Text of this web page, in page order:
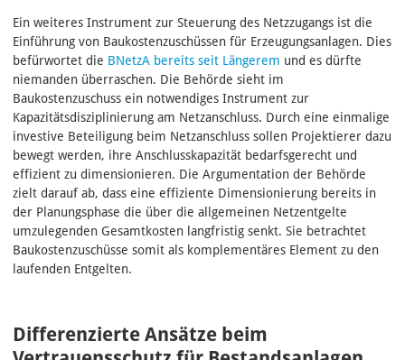
Ein weiteres Instrument zur Steuerung des Netzzugangs ist die
Einführung von Baukostenzuschüssen für Erzeugungsanlagen. Dies
befürwortet die BNetzA bereits seit Längerem und es dürfte
niemanden überraschen. Die Behörde sieht im
Baukostenzuschuss ein notwendiges Instrument zur
Kapazitätsdisziplinierung am Netzanschluss. Durch eine einmalige
investive Beteiligung beim Netzanschluss sollen Projektierer dazu
bewegt werden, ihre Anschlusskapazität bedarfsgerecht und
effizient zu dimensionieren. Die Argumentation der Behörde
zielt darauf ab, dass eine effiziente Dimensionierung bereits in
der Planungsphase die über die allgemeinen Netzentgelte
umzulegenden Gesamtkosten langfristig senkt. Sie betrachtet
Baukostenzuschüsse somit als komplementäres Element zu den
laufenden Entgelten.
Differenzierte Ansätze beim